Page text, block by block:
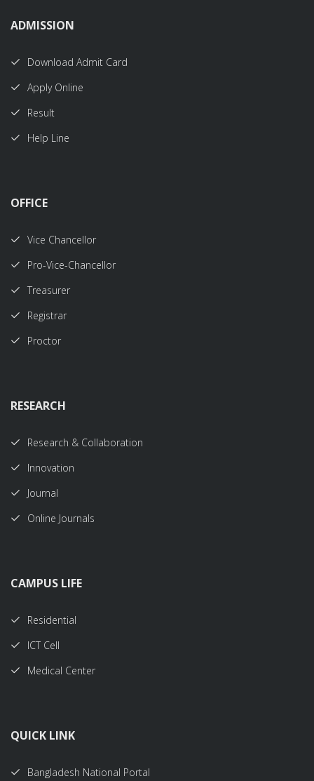
ADMISSION
Download Admit Card
Apply Online
Result
Help Line
OFFICE
Vice Chancellor
Pro-Vice-Chancellor
Treasurer
Registrar
Proctor
RESEARCH
Research & Collaboration
Innovation
Journal
Online Journals
CAMPUS LIFE
Residential
ICT Cell
Medical Center
QUICK LINK
Bangladesh National Portal